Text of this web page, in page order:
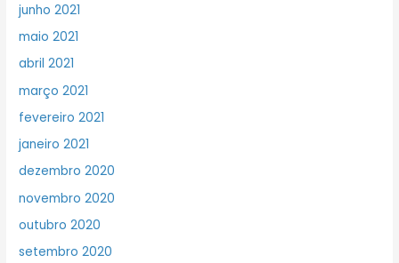
junho 2021
maio 2021
abril 2021
março 2021
fevereiro 2021
janeiro 2021
dezembro 2020
novembro 2020
outubro 2020
setembro 2020